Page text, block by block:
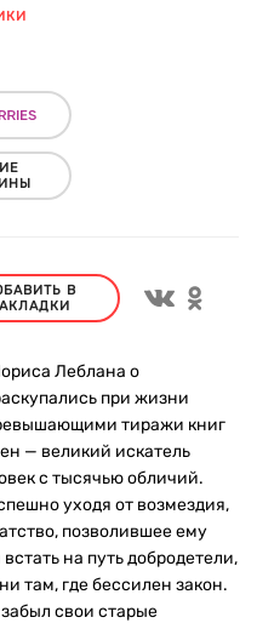
В
Леблана о
при жизни
тиражи книг
— великий искатель
с тысячью обличий.
уходя от возмездия,
позволившее ему
на путь добродетели,
там, где бессилен закон.
свои старые